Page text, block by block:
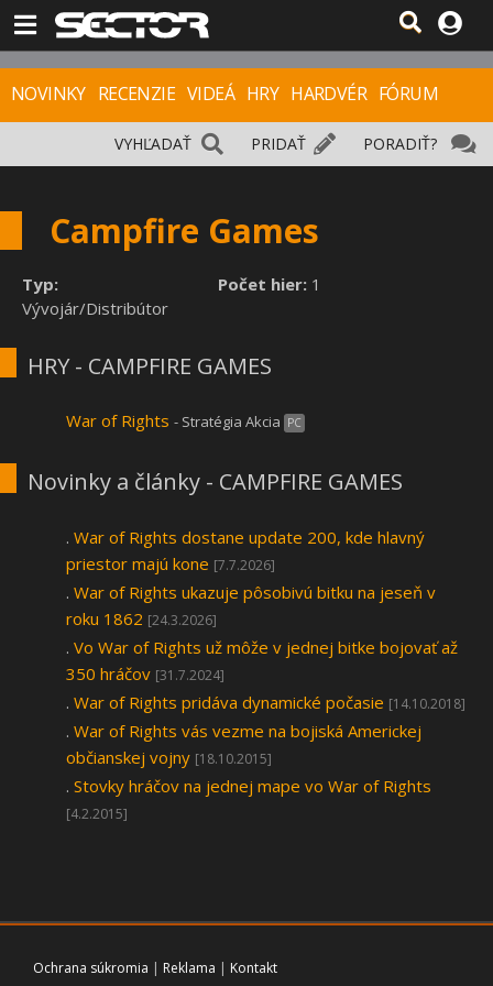
NOVINKY RECENZIE VIDEÁ HRY HARDVÉR FÓRUM
PORADIŤ?
PRIDAŤ
VYHĽADAŤ
Campfire Games
Počet hier: 1
Typ:
Vývojár/Distribútor
HRY - CAMPFIRE GAMES
War of Rights - Stratégia Akcia PC
Novinky a články - CAMPFIRE GAMES
. War of Rights dostane update 200, kde hlavný
priestor majú kone [7.7.2026]
. War of Rights ukazuje pôsobivú bitku na jeseň v
roku 1862 [24.3.2026]
. Vo War of Rights už môže v jednej bitke bojovať až
350 hráčov [31.7.2024]
. War of Rights pridáva dynamické počasie [14.10.2018]
. War of Rights vás vezme na bojiská Americkej
občianskej vojny [18.10.2015]
. Stovky hráčov na jednej mape vo War of Rights
[4.2.2015]
Ochrana súkromia | Reklama | Kontakt